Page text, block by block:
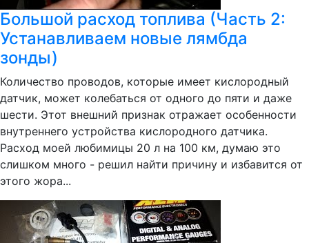
Большой расход топлива (Часть 2:
Устанавливаем новые лямбда
зонды)
Количество проводов, которые имеет кислородный
датчик, может колебаться от одного до пяти и даже
шести. Этот внешний признак отражает особенности
внутреннего устройства кислородного датчика.
Расход моей любимицы 20 л на 100 км, думаю это
слишком много - решил найти причину и избавится от
этого жора...